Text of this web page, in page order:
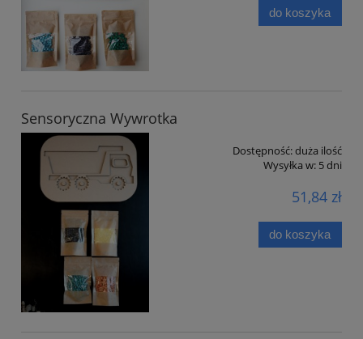
do koszyka
Sensoryczna Wywrotka
Dostępność:duża ilość
Wysyłka w: 5 dni
51,84 zł
do koszyka